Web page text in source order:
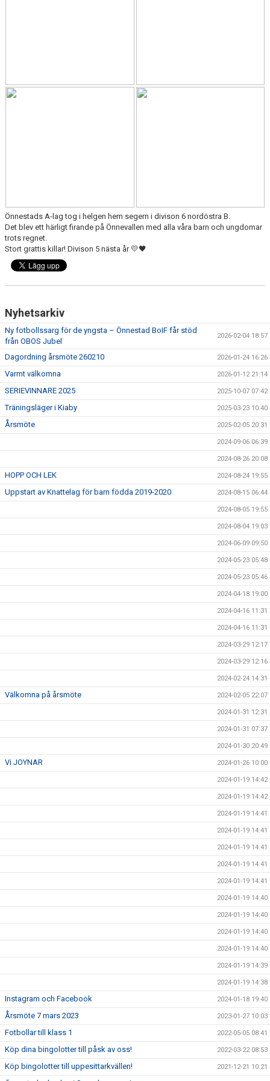
MEDLEMSKAP
Önnestads A-lag tog i helgen hem segern i divison 6 nordöstra B.
Det blev ett härligt firande på Önnevallen med alla våra barn och ungdomar
trots regnet.
Stort grattis killar! Divison 5 nästa år 💛🖤
Nyhetsarkiv
Ny fotbollssarg för de yngsta – Önnestad BoIF får stöd
från OBOS Jubel
2026-02-04 18:57
Dagordning årsmöte 260210 2026-01-24 16:26
Varmt välkomna 2026-01-12 21:14
SERIEVINNARE 2025 2025-10-07 07:42
Träningsläger i Kiaby 2025-03-23 10:40
Årsmöte 2025-02-05 20:31
2024-09-06 06:39
2024-08-26 20:08
HOPP OCH LEK 2024-08-24 19:55
Uppstart av Knattelag för barn födda 2019-2020 2024-08-15 06:44
2024-08-05 19:55
2024-08-04 19:03
2024-06-09 09:50
2024-05-23 05:48
2024-05-23 05:46
2024-04-18 19:00
2024-04-16 11:31
2024-04-16 11:31
2024-03-29 12:17
2024-03-29 12:16
2024-02-24 14:31
Välkomna på årsmöte 2024-02-05 22:07
2024-01-31 12:31
2024-01-31 07:37
2024-01-30 20:49
Vi JOYNAR 2024-01-26 10:00
2024-01-19 14:42
2024-01-19 14:42
2024-01-19 14:41
2024-01-19 14:41
2024-01-19 14:41
2024-01-19 14:41
2024-01-19 14:41
2024-01-19 14:40
2024-01-19 14:40
2024-01-19 14:40
2024-01-19 14:40
2024-01-19 14:39
2024-01-19 14:38
Instagram och Facebook 2024-01-18 19:40
Årsmöte 7 mars 2023 2023-01-27 10:03
Fotbollar till klass 1 2022-05-05 08:41
Köp dina bingolotter till påsk av oss! 2022-03-22 08:53
Köp bingolotter till uppesittarkvällen! 2021-12-21 10:21